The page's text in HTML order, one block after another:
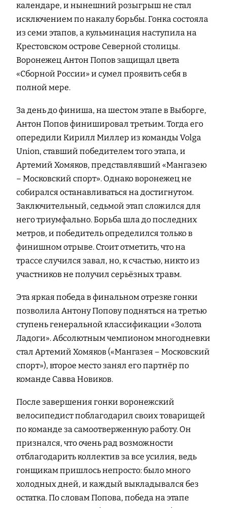
календаре, и нынешний розыгрыш не стал
исключением по накалу борьбы. Гонка состояла
из семи этапов, а кульминация наступила на
Крестовском острове Северной столицы.
Воронежец Антон Попов защищал цвета
«Сборной России» и сумел проявить себя в
полной мере.
За день до финиша, на шестом этапе в Выборге,
Антон Попов финишировал третьим. Тогда его
опередили Кирилл Миллер из команды Volga
Union, ставший победителем того этапа, и
Артемий Хомяков, представлявший «Мангазею
– Московский спорт». Однако воронежец не
собирался останавливаться на достигнутом.
Заключительный, седьмой этап сложился для
него триумфально. Борьба шла до последних
метров, и победитель определился только в
финишном отрыве. Стоит отметить, что на
трассе случился завал, но, к счастью, никто из
участников не получил серьёзных травм.
Эта яркая победа в финальном отрезке гонки
позволила Антону Попову подняться на третью
ступень генеральной классификации «Золота
Ладоги». Абсолютным чемпионом многодневки
стал Артемий Хомяков («Мангазея – Московский
спорт»), второе место занял его партнёр по
команде Савва Новиков.
После завершения гонки воронежский
велосипедист поблагодарил своих товарищей
по команде за самоотверженную работу. Он
признался, что очень рад возможности
отблагодарить коллектив за все усилия, ведь
гонщикам пришлось непросто: было много
холодных дней, и каждый выкладывался без
остатка. По словам Попова, победа на этапе